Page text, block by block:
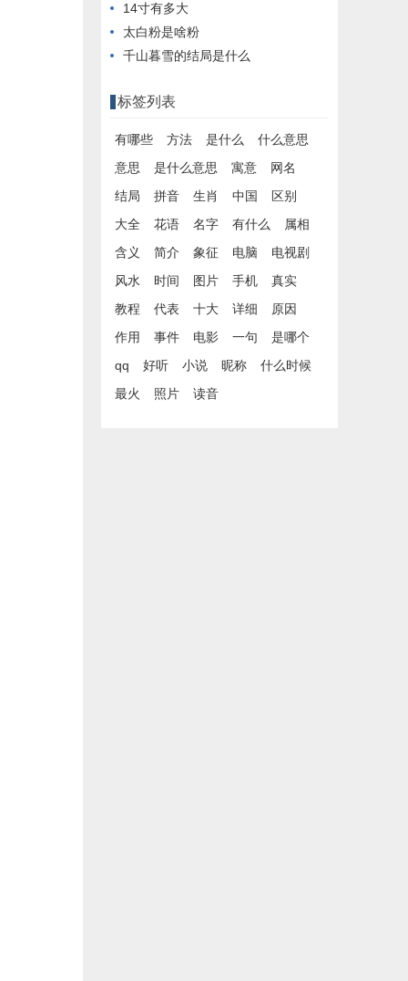
14寸有多大
太白粉是啥粉
千山暮雪的结局是什么
标签列表
有哪些 方法 是什么
什么意思
意思
是什么意思 寓意
网名
结局
拼音 生肖 中国
区别
大全
花语 名字 有什么
属相
含义
简介 象征 电脑
电视剧
风水
时间 图片 手机
真实
教程
代表 十大 详细
原因
作用
事件 电影 一句
是哪个
qq
好听 小说 昵称
什么时候
最火
照片 读音